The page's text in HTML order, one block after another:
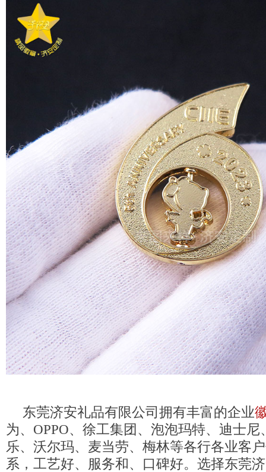
东莞济安礼品有限公司拥有丰富的企业
为、OPPO、徐工集团、泡泡玛特、迪士
乐、沃尔玛、麦当劳、梅林等各行各业客
系，工艺好、服务和、口碑好。选择东莞